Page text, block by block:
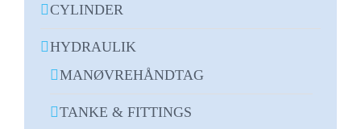
CYLINDER
HYDRAULIK
MANØVREHÅNDTAG
TANKE & FITTINGS